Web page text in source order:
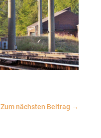
Zum nächsten Beitrag →